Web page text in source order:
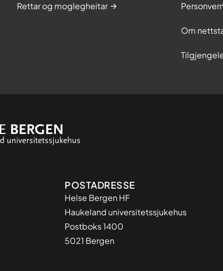
Rettar og moglegheitar Personvern
Om
Adresse
POSTADRESSE
Helse Bergen HF
Haukeland universitetssjukehus
Postboks 1400
5021 Bergen